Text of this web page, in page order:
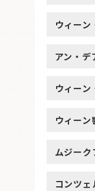
ウィー
アン・デ
ウィーン
ウィーン
ムジー
コンツ